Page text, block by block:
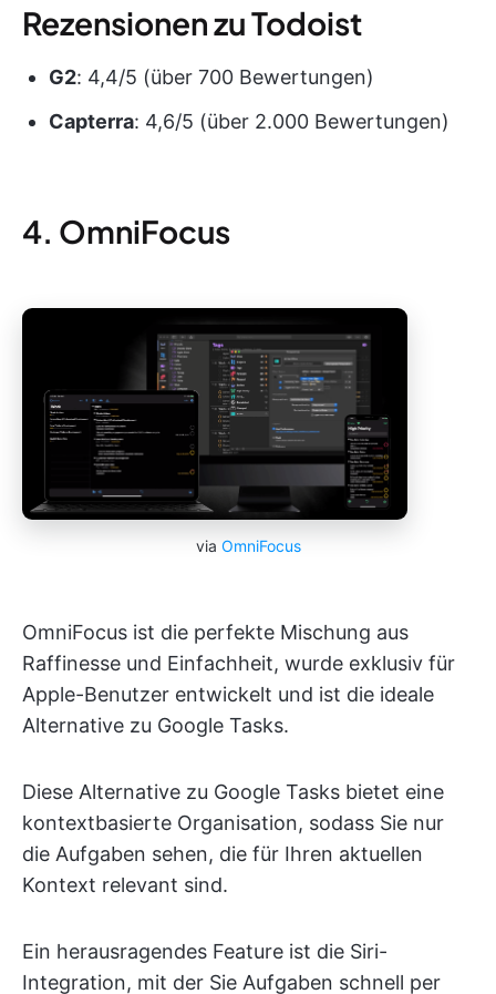
Rezensionen zu Todoist
G2: 4,4/5 (über 700 Bewertungen)
Capterra: 4,6/5 (über 2.000 Bewertungen)
4. OmniFocus
via OmniFocus
OmniFocus ist die perfekte Mischung aus
Raffinesse und Einfachheit, wurde exklusiv für
Apple-Benutzer entwickelt und ist die ideale
Alternative zu Google Tasks.
Diese Alternative zu Google Tasks bietet eine
kontextbasierte Organisation, sodass Sie nur
die Aufgaben sehen, die für Ihren aktuellen
Kontext relevant sind.
Ein herausragendes Feature ist die Siri-
Integration, mit der Sie Aufgaben schnell per